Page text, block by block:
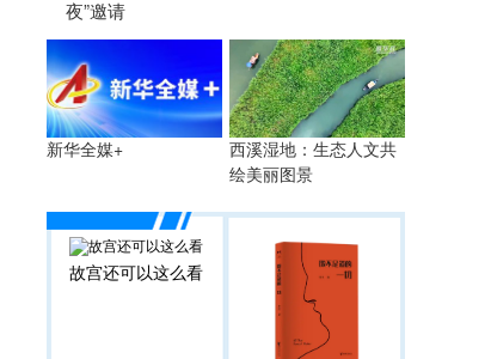
夜”邀请
新华全媒+
西溪湿地：生态人文共
绘美丽图景
故宫还可以这么看